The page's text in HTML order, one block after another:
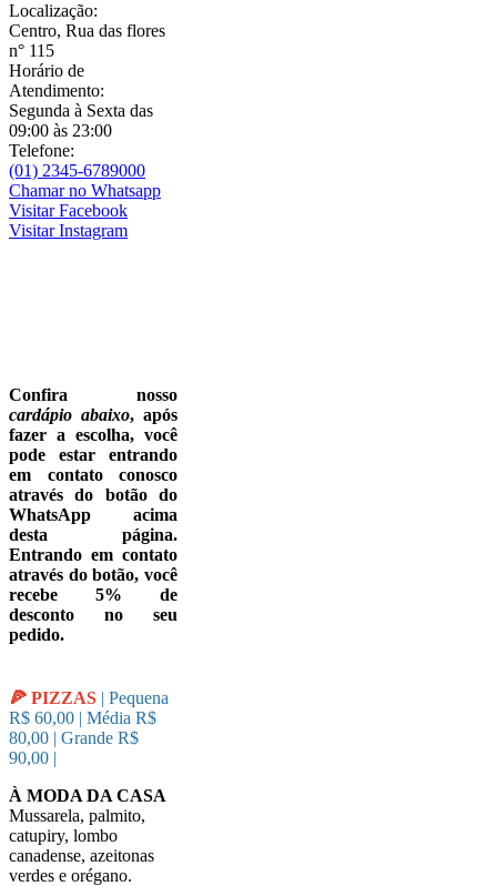
Localização:
Centro, Rua das flores
n° 115
Horário de
Atendimento:
Segunda à Sexta das
09:00 às 23:00
Telefone:
(01) 2345-6789000
Chamar no Whatsapp
VisitarFacebook
VisitarInstagram
Confira nosso
cardápio abaixo, após
fazer a escolha, você
pode estar entrando
em contato conosco
através do botão do
WhatsApp acima
desta página.
Entrando em contato
através do botão, você
recebe 5% de
desconto no seu
pedido.
🍕 PIZZAS | Pequena
R$ 60,00 | Média R$
80,00 | Grande R$
90,00 |
À MODA DA CASA
Mussarela, palmito,
catupiry, lombo
canadense, azeitonas
verdes e orégano.